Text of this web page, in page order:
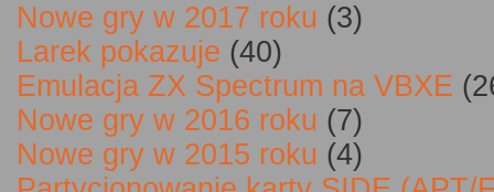
Nowe gry w 2017 roku (3)
Larek pokazuje (40)
Emulacja ZX Spectrum na VBXE
Nowe gry w 2016 roku (7)
Nowe gry w 2015 roku (4)